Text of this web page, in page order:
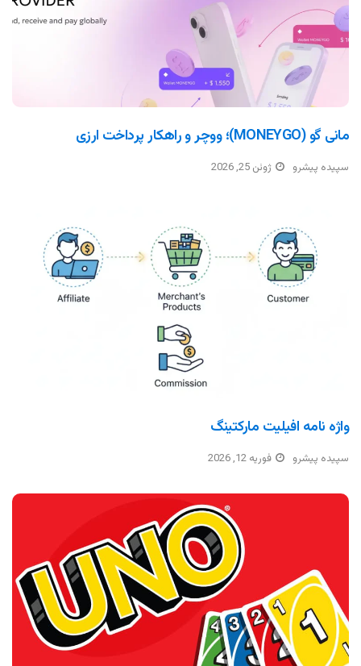
مانی گو (MONEYGO)؛ ووچر و راهکار پرداخت ارزی
سپیده پیشرو ژوئن 25, 2026
واژه نامه افیلیت مارکتینگ
سپیده پیشرو فوریه 12, 2026